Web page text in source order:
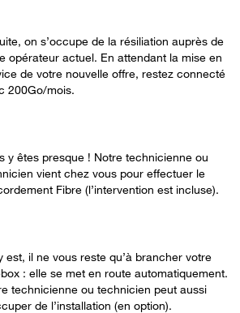
on s’occupe de la résiliation auprès de
opérateur actuel. En attendant la mise en
de votre nouvelle offre, restez connecté
200Go/mois.
y êtes presque ! Notre technicienne ou
vient chez vous pour effectuer le
Fibre (l’intervention est incluse).
est, il ne vous reste qu’à brancher votre
: elle se met en route automatiquement.
technicienne ou technicien peut aussi
de l’installation (en option).